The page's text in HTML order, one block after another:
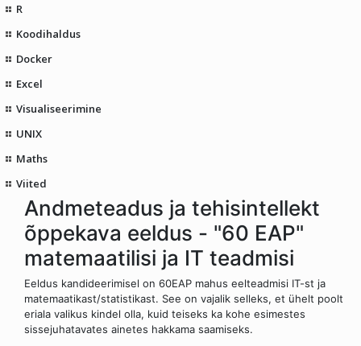
R
Koodihaldus
Docker
Excel
Visualiseerimine
UNIX
Maths
Viited
Andmeteadus ja tehisintellekt
õppekava eeldus - "60 EAP"
matemaatilisi ja IT teadmisi
Eeldus kandideerimisel on 60EAP mahus eelteadmisi IT-st ja
matemaatikast/statistikast. See on vajalik selleks, et ühelt poolt
eriala valikus kindel olla, kuid teiseks ka kohe esimestes
sissejuhatavates ainetes hakkama saamiseks.